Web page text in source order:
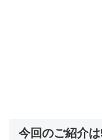
今回のご紹介